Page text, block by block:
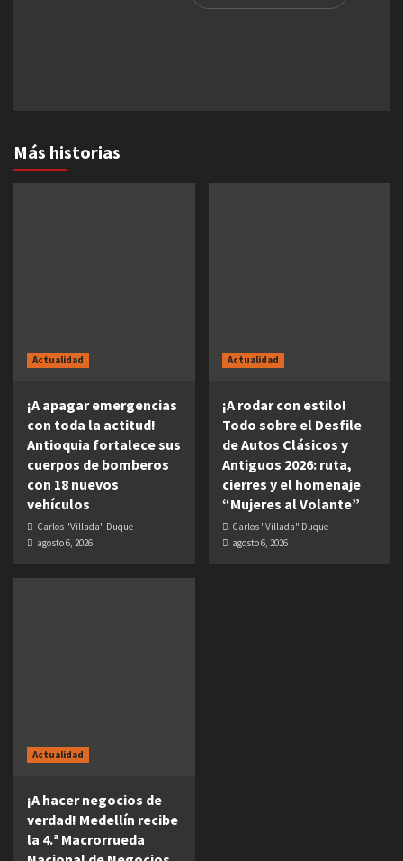
Más historias
Actualidad
¡A apagar emergencias
con toda la actitud!
Antioquia fortalece sus
cuerpos de bomberos
con 18 nuevos
vehículos
Carlos "Villada" Duque
agosto 6, 2026
Actualidad
¡A rodar con estilo!
Todo sobre el Desfile
de Autos Clásicos y
Antiguos 2026: ruta,
cierres y el homenaje
“Mujeres al Volante”
Carlos "Villada" Duque
agosto 6, 2026
Actualidad
¡A hacer negocios de
verdad! Medellín recibe
la 4.ª Macrorrueda